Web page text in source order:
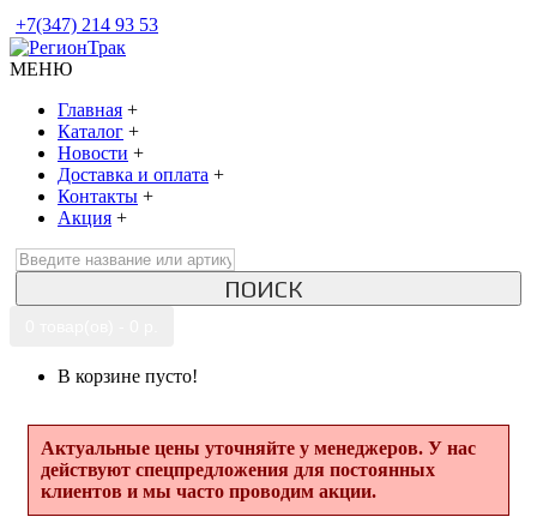
+7(347) 214 93 53
МЕНЮ
Главная +
Каталог +
Новости +
Доставка и оплата +
Контакты +
Акция +
ПОИСК
В корзине пусто!
Актуальные цены уточняйте у менеджеров. У нас
действуют спецпредложения для постоянных
клиентов и мы часто проводим акции.